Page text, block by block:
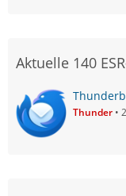
Aktuelle 140
Thunder